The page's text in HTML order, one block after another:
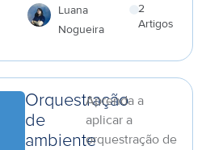
Luana
Nogueira
2
Artigos
Orquestração
de
ambiente
Aprenda a
aplicar a
orquestração de